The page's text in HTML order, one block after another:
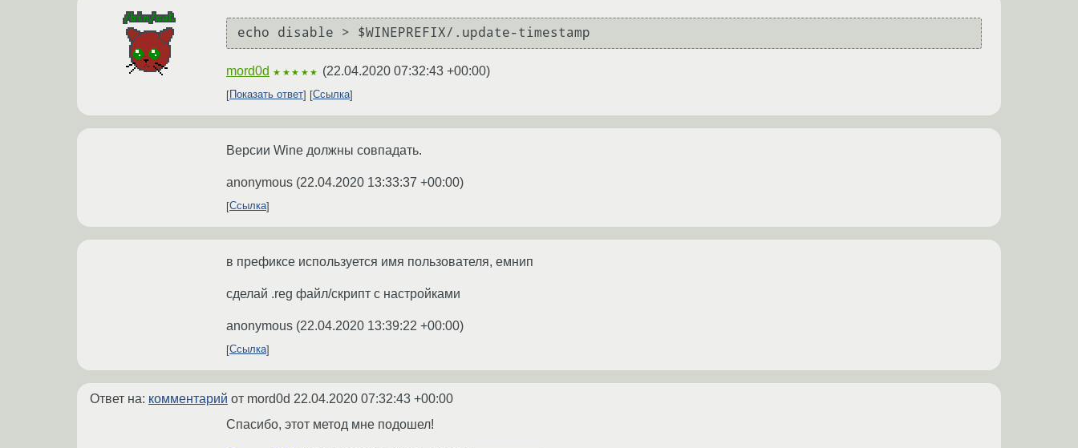
mord0d ★★★★★ (22.04.2020 07:32:43 +00:00)
Показать ответ Ссылка
Версии Wine должны совпадать.
anonymous (22.04.2020 13:33:37 +00:00)
Ссылка
в префиксе используется имя пользователя, емнип
сделай .reg файл/скрипт с настройками
anonymous (22.04.2020 13:39:22 +00:00)
Ссылка
Ответ на: комментарий от mord0d 22.04.2020 07:32:43 +00:00
Спасибо, этот метод мне подошел!